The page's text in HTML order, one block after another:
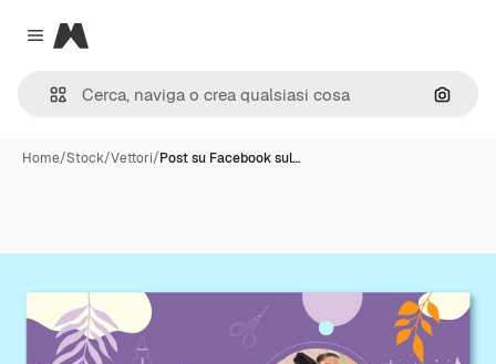
Close menu
Magnific
Cerca
Home/Stock/Vettori/Post su Facebook sul…